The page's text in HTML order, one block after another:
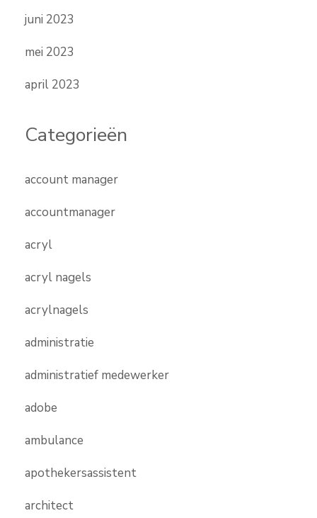
juni 2023
mei 2023
april 2023
Categorieën
account manager
accountmanager
acryl
acryl nagels
acrylnagels
administratie
administratief medewerker
adobe
ambulance
apothekersassistent
architect